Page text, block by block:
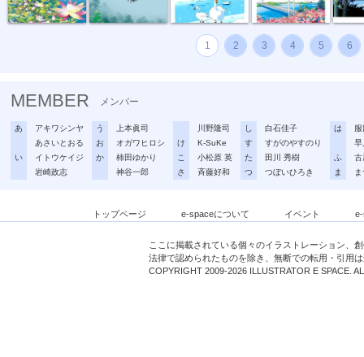
1 2 3 4 5 6
MEMBER メンバー
あ
アキワシンヤ
あさいとおる
い
イトウケイジ
岩崎政志
う
上本眞司
お
オガワヒロシ
か
柿田ゆかり
神谷一郎
川野隆司
け
K-SuKe
こ
小松原 英
さ
斉藤好和
し
白石佳子
す
すがのやすのり
た
田川 秀樹
つ
つぼいひろき
は
早
ふ
古
ま
トップページ e-spaceについて イベント
ここに掲載されている個々のイラストレーション、
法律で認められたものを除き、無断での転用・引用
COPYRIGHT 2009-2026 ILLUSTRATOR E SPACE.